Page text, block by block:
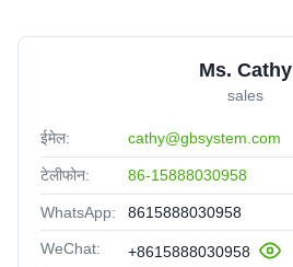
Ms. Cathy
sales
ईमेल: cathy@gbsystem.com
टेलीफोन: 86-15888030958
WhatsApp: 8615888030958
WeChat: +8615888030958